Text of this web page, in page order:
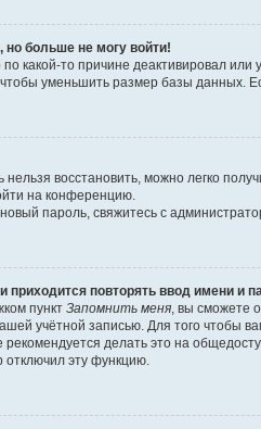
но больше не могу войти!
какой-то причине деактивировал
уменьшить размер базы данных.
нельзя восстановить, можно легко
на конференцию.
пароль, свяжитесь с
приходится повторять ввод имени и
пункт Запомнить меня , вы сможете
учётной записью. Для того чтобы
делать это на
отключил эту функцию.